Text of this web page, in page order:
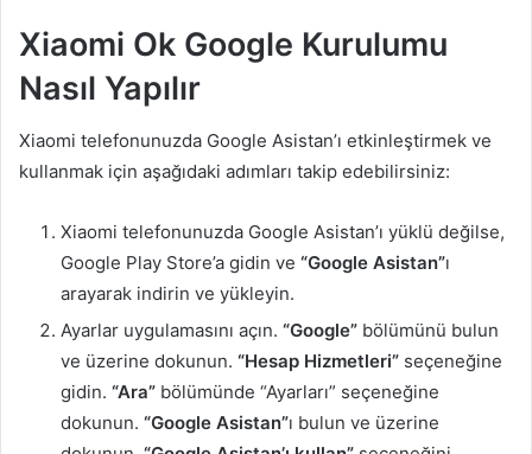
Xiaomi Ok Google Kurulumu
Nasıl Yapılır
Xiaomi telefonunuzda Google Asistan’ı etkinleştirmek ve
kullanmak için aşağıdaki adımları takip edebilirsiniz:
Xiaomi telefonunuzda Google Asistan’ı yüklü değilse,
Google Play Store’a gidin ve “Google Asistan”ı
arayarak indirin ve yükleyin.
Ayarlar uygulamasını açın. “Google” bölümünü bulun
ve üzerine dokunun. “Hesap Hizmetleri” seçeneğine
gidin. “Ara” bölümünde “Ayarları” seçeneğine
dokunun. “Google Asistan”ı bulun ve üzerine